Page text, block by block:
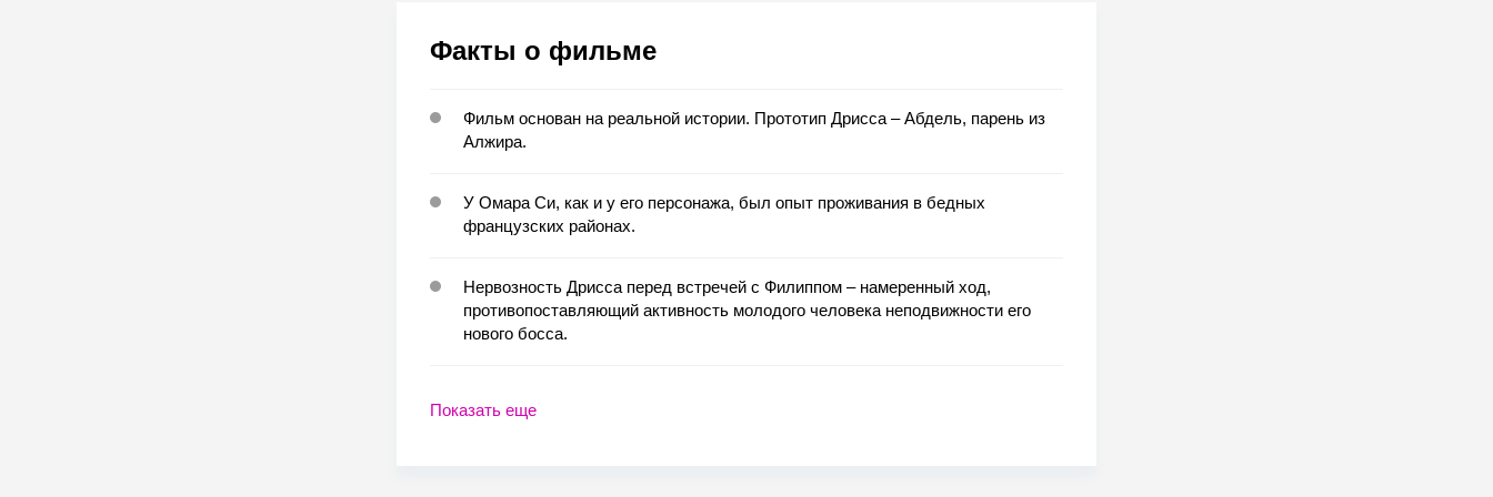
Факты о фильме
Фильм основан на реальной истории. Прототип Дрисса – Абдель, парень из
Алжира.
У Омара Си, как и у его персонажа, был опыт проживания в бедных
французских районах.
Нервозность Дрисса перед встречей с Филиппом – намеренный ход,
противопоставляющий активность молодого человека неподвижности его
нового босса.
Показать еще